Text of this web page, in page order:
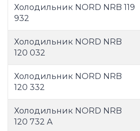
Холодильник NORD NRB 119
932
Холодильник NORD NRB
120 032
Холодильник NORD NRB
120 332
Холодильник NORD NRB
120 732 A